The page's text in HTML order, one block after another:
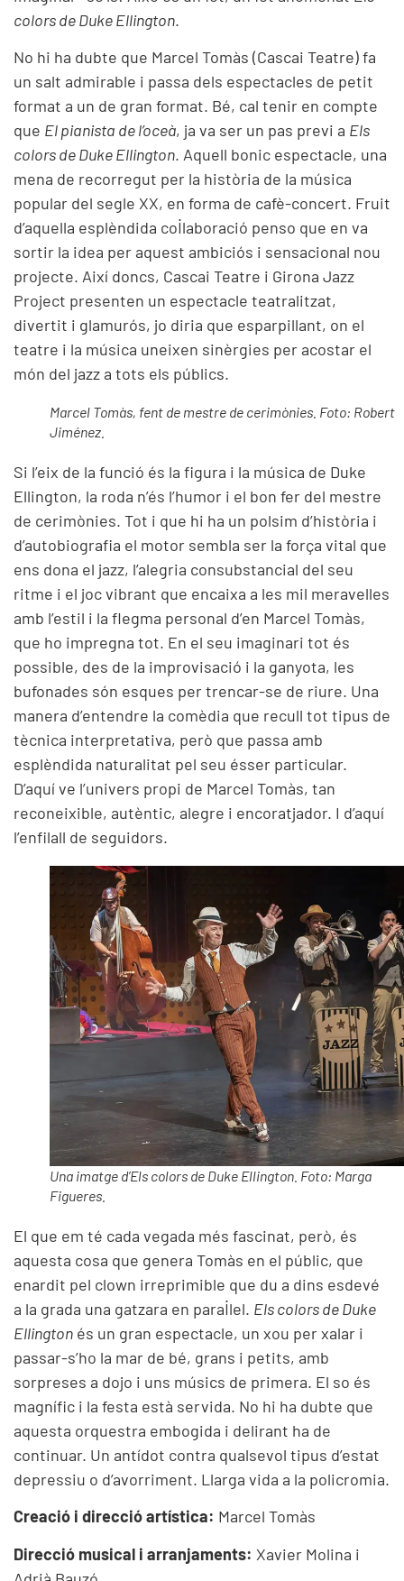
colors de Duke Ellington.
No hi ha dubte que Marcel Tomàs (Cascai Teatre) fa
un salt admirable i passa dels espectacles de petit
format a un de gran format. Bé, cal tenir en compte
que El pianista de l’oceà, ja va ser un pas previ a Els
colors de Duke Ellington. Aquell bonic espectacle, una
mena de recorregut per la història de la música
popular del segle XX, en forma de cafè-concert. Fruit
d’aquella esplèndida col·laboració penso que en va
sortir la idea per aquest ambiciós i sensacional nou
projecte. Així doncs, Cascai Teatre i Girona Jazz
Project presenten un espectacle teatralitzat,
divertit i glamurós, jo diria que esparpillant, on el
teatre i la música uneixen sinèrgies per acostar el
món del jazz a tots els públics.
Marcel Tomàs, fent de mestre de cerimònies. Foto: Robert
Jiménez.
Si l’eix de la funció és la figura i la música de Duke
Ellington, la roda n’és l’humor i el bon fer del mestre
de cerimònies. Tot i que hi ha un polsim d’història i
d’autobiografia el motor sembla ser la força vital que
ens dona el jazz, l’alegria consubstancial del seu
ritme i el joc vibrant que encaixa a les mil meravelles
amb l’estil i la flegma personal d’en Marcel Tomàs,
que ho impregna tot. En el seu imaginari tot és
possible, des de la improvisació i la ganyota, les
bufonades són esques per trencar-se de riure. Una
manera d’entendre la comèdia que recull tot tipus de
tècnica interpretativa, però que passa amb
esplèndida naturalitat pel seu ésser particular.
D’aquí ve l’univers propi de Marcel Tomàs, tan
reconeixible, autèntic, alegre i encoratjador. I d’aquí
l’enfilall de seguidors.
Una imatge d’Els colors de Duke Ellington . Foto: Marga
Figueres.
El que em té cada vegada més fascinat, però, és
aquesta cosa que genera Tomàs en el públic, que
enardit pel clown irreprimible que du a dins esdevé
a la grada una gatzara en paral·lel. Els colors de Duke
Ellington és un gran espectacle, un xou per xalar i
passar-s’ho la mar de bé, grans i petits, amb
sorpreses a dojo i uns músics de primera. El so és
magnífic i la festa està servida. No hi ha dubte que
aquesta orquestra embogida i delirant ha de
continuar. Un antídot contra qualsevol tipus d’estat
depressiu o d’avorriment. Llarga vida a la policromia.
Creació i direcció artística: Marcel Tomàs
Direcció musical i arranjaments: Xavier Molina i